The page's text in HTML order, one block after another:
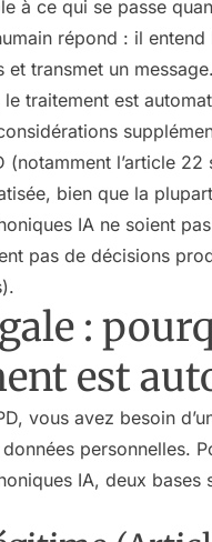
à ce qui se passe
répond : il entend
et transmet un
le traitement est
(notamment l’article
bien que la
IA ne soient
pas de décisions
:
est
vous avez besoin
personnelles.
IA, deux bases